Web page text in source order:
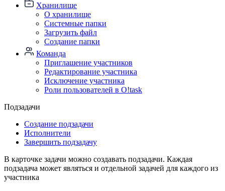
Хранилище
О хранилище
Системные папки
Загрузить файл
Создание папки
Команда
Приглашение участников
Редактирование участника
Исключение участника
Роли пользователей в O!task
Подзадачи
Создание подзадачи
Исполнители
Завершить подзадачу
В карточке задачи можно создавать подзадачи. Каждая
подзадача может являться и отдельной задачей для каждого из
участника